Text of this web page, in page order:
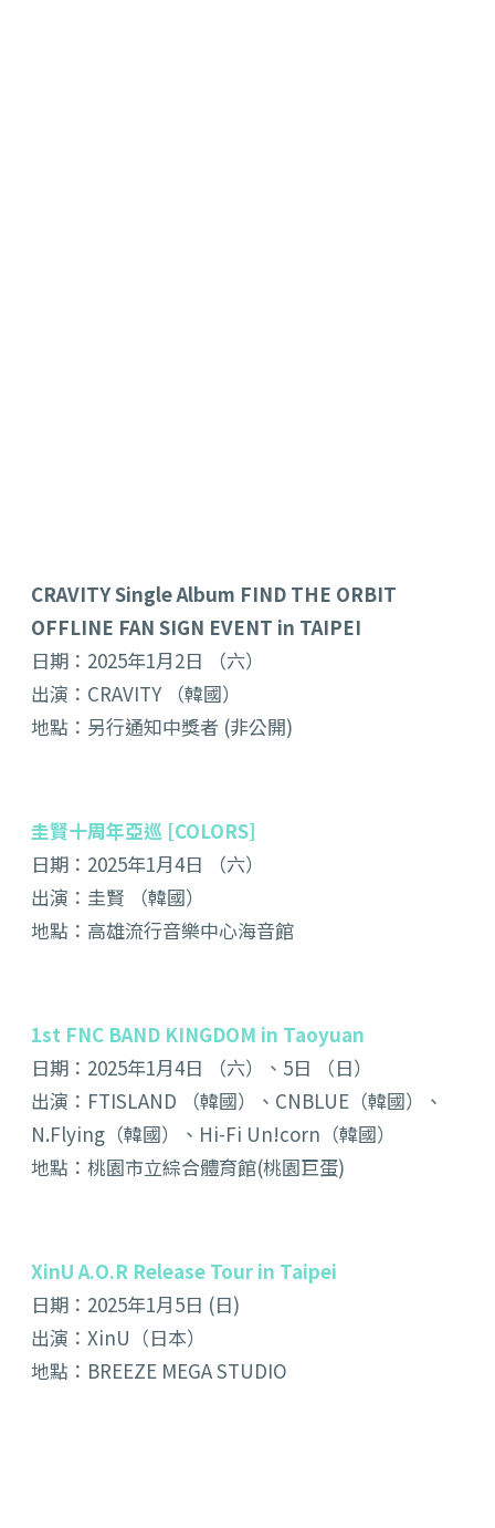
CRAVITY Single Album FIND THE ORBIT
OFFLINE FAN SIGN EVENT in TAIPEI
日期：2025年1月2日 （六）
出演：CRAVITY （韓國）
地點：另行通知中獎者 (非公開)
圭賢十周年亞巡 [COLORS]
日期：2025年1月4日 （六）
出演：圭賢 （韓國）
地點：高雄流行音樂中心海音館
1st FNC BAND KINGDOM in Taoyuan
日期：2025年1月4日 （六）、5日 （日）
出演：FTISLAND （韓國）、CNBLUE（韓國）、
N.Flying（韓國）、Hi-Fi Un!corn（韓國）
地點：桃園市立綜合體育館(桃園巨蛋)
XinU A.O.R Release Tour in Taipei
日期：2025年1月5日 (日)
出演：XinU（日本）
地點：BREEZE MEGA STUDIO